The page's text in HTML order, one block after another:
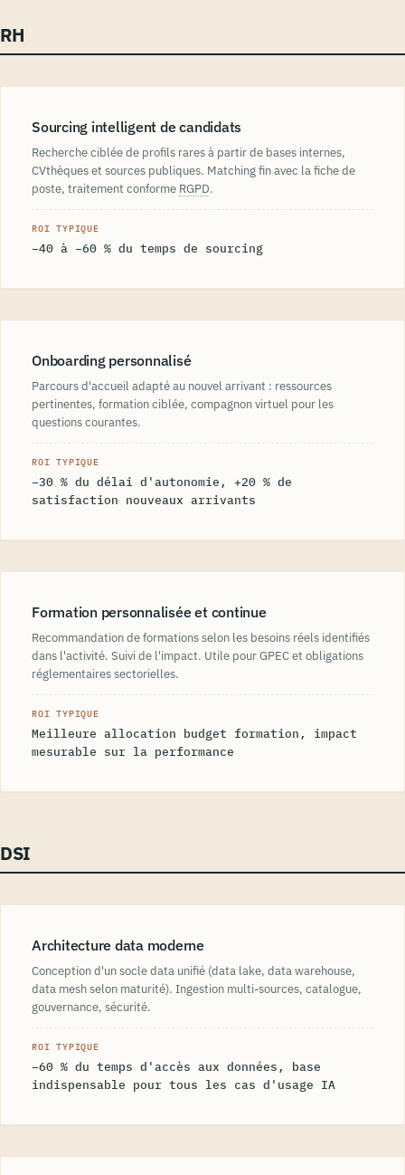
RH
Sourcing intelligent de candidats
Recherche ciblée de profils rares à partir de bases internes,
CVthèques et sources publiques. Matching fin avec la fiche de
poste, traitement conforme RGPD.
ROI TYPIQUE
−40 à −60 % du temps de sourcing
Onboarding personnalisé
Parcours d'accueil adapté au nouvel arrivant : ressources
pertinentes, formation ciblée, compagnon virtuel pour les
questions courantes.
ROI TYPIQUE
−30 % du délai d'autonomie, +20 % de
satisfaction nouveaux arrivants
Formation personnalisée et continue
Recommandation de formations selon les besoins réels identifiés
dans l'activité. Suivi de l'impact. Utile pour GPEC et obligations
réglementaires sectorielles.
ROI TYPIQUE
Meilleure allocation budget formation, impact
mesurable sur la performance
DSI
Architecture data moderne
Conception d'un socle data unifié (data lake, data warehouse,
data mesh selon maturité). Ingestion multi-sources, catalogue,
gouvernance, sécurité.
ROI TYPIQUE
−60 % du temps d'accès aux données, base
indispensable pour tous les cas d'usage IA